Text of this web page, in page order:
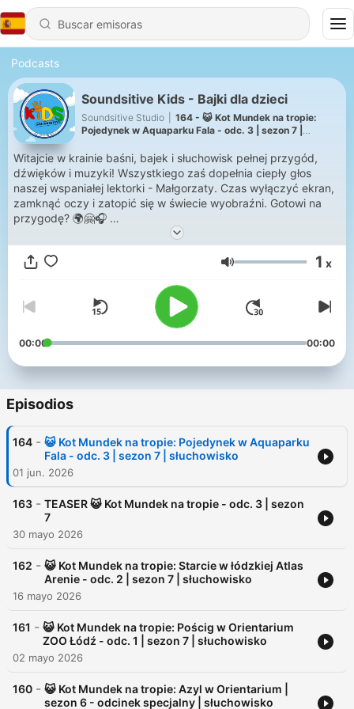
Podcasts
Soundsitive Kids - Bajki dla dzieci
Soundsitive Studio
164 - 😺 Kot Mundek na tropie:
Pojedynek w Aquaparku Fala - odc. 3 | sezon 7 |
Witajcie w krainie baśni, bajek i słuchowisk pełnej przygód,
dźwięków i muzyki! Wszystkiego zaś dopełnia ciepły głos
naszej wspaniałej lektorki - Małgorzaty. Czas wyłączyć ekran,
zamknąć oczy i zatopić się w świecie wyobraźni. Gotowi na
przygodę? 🌍🤗🎧
W naszej krainie bajek znajdziecie:
🎶 Słuchowiska – superprodukcje pełne najróżniejszych
📖 Klasyczne baśnie braci Grimm, H. Ch. Andersena i nie tylko
📚 Współczesne bajki od wydawnictw z całej Polski
🛶 Bajki o naszym rodzinnym mieście Łodzi ❤️
😺 Nasz pierwszy serial słuchowiskowy o odważnym kocie
✅ Rozwijają wyobraźnie i kreatywność
✅ Rozwijają wrażliwość dźwiękową dzięki bogatym w dźwięki,
muzykę i głosy bajkom
✅ Mają ważny walor edukacyjny
✅ Pozwalają odpocząć oczom od ekranu
✅ Idealne do słuchania w podróży lub przed snem
✅ Dzieci mogą poznać klasyczne baśnie znane przez ich
rodziców i dziadków
Naszą misją jako stowarzyszenie jest tworzenie treści dla Was
DARMO zarówno na naszej stronie www jak i na YouTube,
Spotify, Apple Podcasts i wielu innych platformach
podcastowych.
🌈 Facebook - https://www.facebook.com/soundsitivekids
🌈 Instagram - https://www.instagram.com/soundsitive_kids
🌈 Strona www - https://soundsitivestudio.pl/sluchoteka/bajki-
🌈 Patronite - https://patronite.pl/soundsitive-kids-bajki
🌈 Buycoffee - https://buycoffee.to/soundsitivekids
Volumen 1 x
00:00 00:00
Episodios
164 - 😺 Kot Mundek na tropie: Pojedynek w Aquaparku
Fala - odc. 3 | sezon 7 | słuchowisko
01 jun. 2026
163 - TEASER 😺 Kot Mundek na tropie - odc. 3 | sezon
7
30 mayo 2026
162 - 😺 Kot Mundek na tropie: Starcie w łódzkiej Atlas
Arenie - odc. 2 | sezon 7 | słuchowisko
16 mayo 2026
161 - 😺 Kot Mundek na tropie: Pościg w Orientarium
ZOO Łódź - odc. 1 | sezon 7 | słuchowisko
02 mayo 2026
160 - 😺 Kot Mundek na tropie: Azyl w Orientarium |
sezon 6 - odcinek specjalny | słuchowisko